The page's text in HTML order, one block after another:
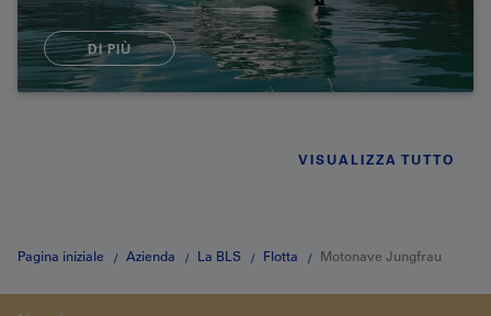
DI PIÙ
VISUALIZZA TUTTO
Pagina iniziale Azienda La BLS Flotta Motonave Jungfrau